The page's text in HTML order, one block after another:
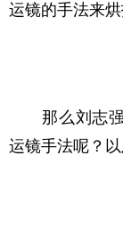
运镜的手法来烘
那么刘志强
运镜手法呢？